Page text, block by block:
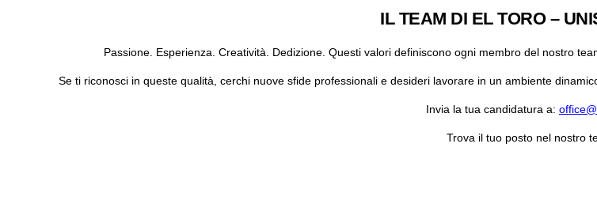
IL TEAM DI EL TORO –
Passione. Esperienza. Creatività. Dedizione. Questi valori definiscono ogni membro del nostro
Se ti riconosci in queste qualità, cerchi nuove sfide professionali e desideri lavorare in un ambiente
Invia la tua candidatura a:
Trova il tuo posto nel nostro